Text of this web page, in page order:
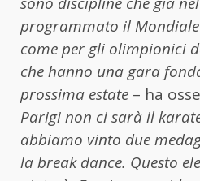
programmato il
come per gli olimpionici
che hanno una gara
prossima estate – ha
Parigi non ci sarà il
abbiamo vinto due
la break dance. Questo